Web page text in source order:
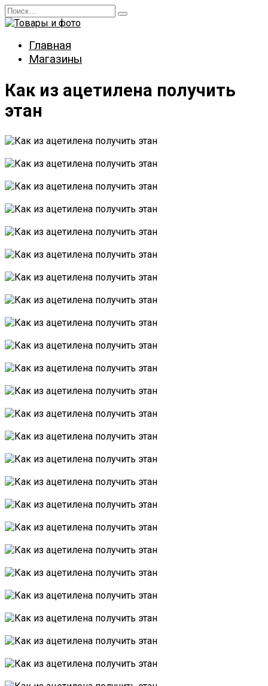
Перейти
к
Search
for:
Главная
Магазины
Как из ацетилена получить
этан